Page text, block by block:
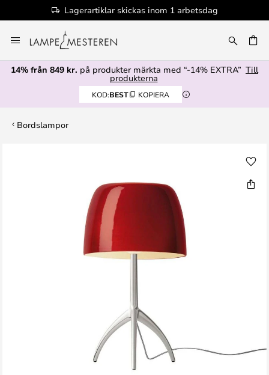
Lagerartiklar skickas inom 1 arbetsdag
till
innehållet
14% från 849 kr. på produkter märkta med “-14% EXTRA” Till
produkterna
KOD:BEST KOPIERA
Bordslampor